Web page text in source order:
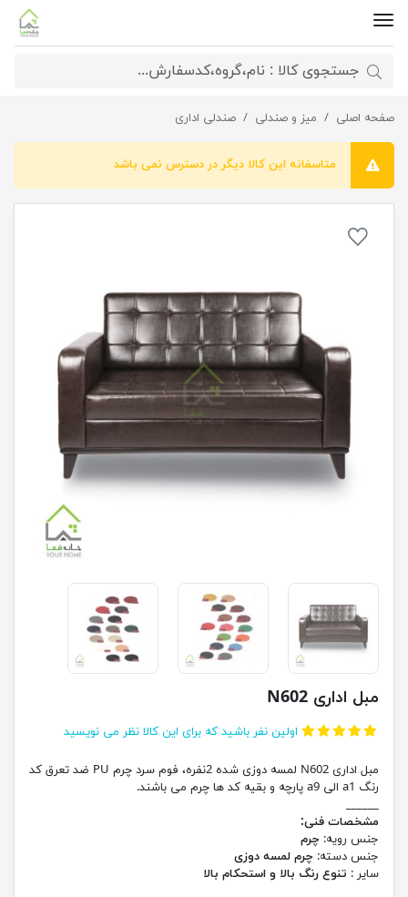
صفحه اصلی میز و صندلی صندلی اداری مبل اداری N602
متاسفانه این کالا دیگر در دسترس نمی باشد
مبل اداری N602
اولین نفر باشید که برای این کالا نظر می نویسید
مبل اداری N602 لمسه دوزی شده 2نفره، فوم سرد چرم PU ضد تعرق کد
رنگ a1 الی a9 پارچه و بقیه کد ها چرم می باشند.
______
مشخصات فنی:
جنس رویه: چرم
جنس دسته: چرم لمسه دوزی
سایر : تنوع رنگ بالا و استحکام بالا